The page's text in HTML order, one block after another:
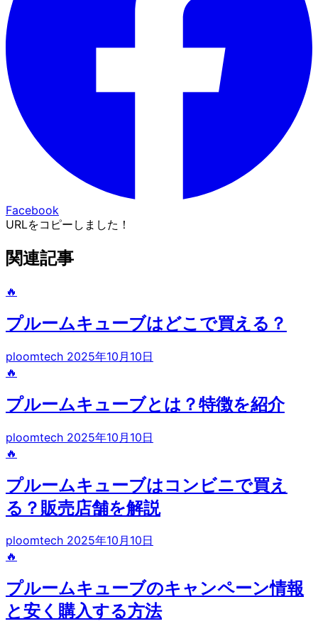
Facebook
URLをコピーしました！
関連記事
🔥
プルームキューブはどこで買える？
ploomtech 2025年10月10日
🔥
プルームキューブとは？特徴を紹介
ploomtech 2025年10月10日
🔥
プルームキューブはコンビニで買え
る？販売店舗を解説
ploomtech 2025年10月10日
🔥
プルームキューブのキャンペーン情報
と安く購入する方法